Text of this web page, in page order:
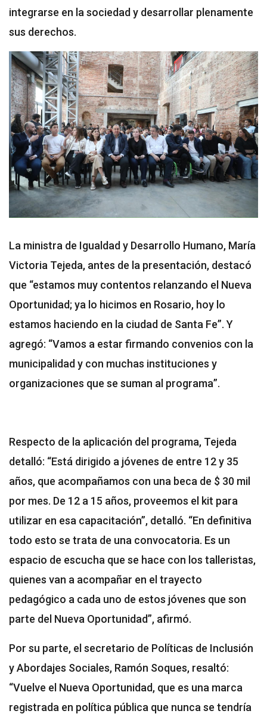
integrarse en la sociedad y desarrollar plenamente
sus derechos.
La ministra de Igualdad y Desarrollo Humano, María
Victoria Tejeda, antes de la presentación, destacó
que “estamos muy contentos relanzando el Nueva
Oportunidad; ya lo hicimos en Rosario, hoy lo
estamos haciendo en la ciudad de Santa Fe”. Y
agregó: “Vamos a estar firmando convenios con la
municipalidad y con muchas instituciones y
organizaciones que se suman al programa”.
Respecto de la aplicación del programa, Tejeda
detalló: “Está dirigido a jóvenes de entre 12 y 35
años, que acompañamos con una beca de $ 30 mil
por mes. De 12 a 15 años, proveemos el kit para
utilizar en esa capacitación”, detalló. “En definitiva
todo esto se trata de una convocatoria. Es un
espacio de escucha que se hace con los talleristas,
quienes van a acompañar en el trayecto
pedagógico a cada uno de estos jóvenes que son
parte del Nueva Oportunidad”, afirmó.
Por su parte, el secretario de Políticas de Inclusión
y Abordajes Sociales, Ramón Soques, resaltó:
“Vuelve el Nueva Oportunidad, que es una marca
registrada en política pública que nunca se tendría